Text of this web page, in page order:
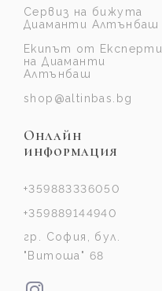
Сервиз на бижута
Диаманти Алтънбаш
Екипът от Експерти
на Диаманти
Алтънбаш
shop@altinbas.bg
Онлайн
информация
+359883336050
+359889144940
гр. София, бул.
"Витоша" 68